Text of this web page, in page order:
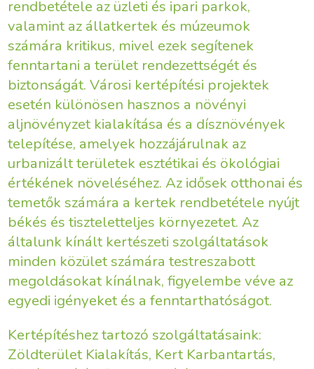
rendbetétele az üzleti és ipari parkok,
valamint az állatkertek és múzeumok
számára kritikus, mivel ezek segítenek
fenntartani a terület rendezettségét és
biztonságát. Városi kertépítési projektek
esetén különösen hasznos a növényi
aljnövényzet kialakítása és a dísznövények
telepítése, amelyek hozzájárulnak az
urbanizált területek esztétikai és ökológiai
értékének növeléséhez. Az idősek otthonai és
temetők számára a kertek rendbetétele nyújt
békés és tiszteletteljes környezetet. Az
általunk kínált kertészeti szolgáltatások
minden közület számára testreszabott
megoldásokat kínálnak, figyelembe véve az
egyedi igényeket és a fenntarthatóságot.
Kertépítéshez tartozó szolgáltatásaink:
Zöldterület Kialakítás, Kert Karbantartás,